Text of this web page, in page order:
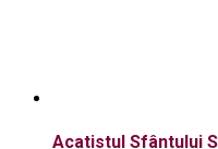
Acatistul Sfântului